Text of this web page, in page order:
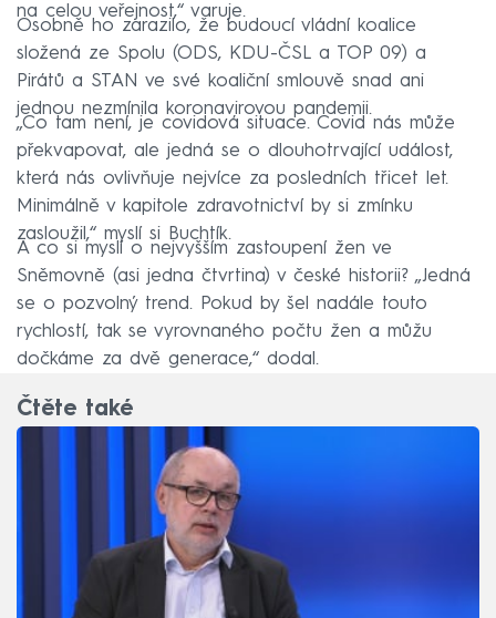
na celou veřejnost,“ varuje.
Osobně ho zarazilo, že budoucí vládní koalice
složená ze Spolu (ODS, KDU-ČSL a TOP 09) a
Pirátů a STAN ve své koaliční smlouvě snad ani
jednou nezmínila koronavirovou pandemii.
„Co tam není, je covidová situace. Covid nás může
překvapovat, ale jedná se o dlouhotrvající událost,
která nás ovlivňuje nejvíce za posledních třicet let.
Minimálně v kapitole zdravotnictví by si zmínku
zasloužil,“ myslí si Buchtík.
A co si myslí o nejvyšším zastoupení žen ve
Sněmovně (asi jedna čtvrtina) v české historii? „Jedná
se o pozvolný trend. Pokud by šel nadále touto
rychlostí, tak se vyrovnaného počtu žen a můžu
dočkáme za dvě generace,“ dodal.
Čtěte také